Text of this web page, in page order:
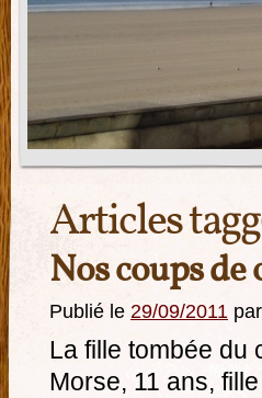
Articles
Nos coups
Publié le 29/09/2011 par
La fille tombée du
Morse, 11 ans,